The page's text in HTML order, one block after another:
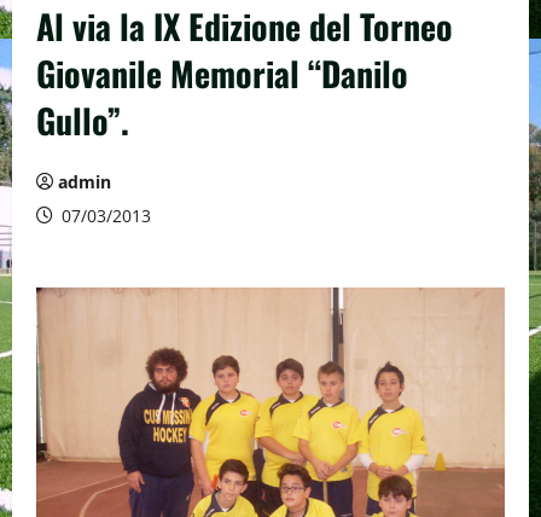
Al via la IX Edizione del Torneo
Giovanile Memorial “Danilo
Gullo”.
admin
07/03/2013